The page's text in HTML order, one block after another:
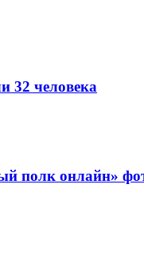
32 человека
полк онлайн»